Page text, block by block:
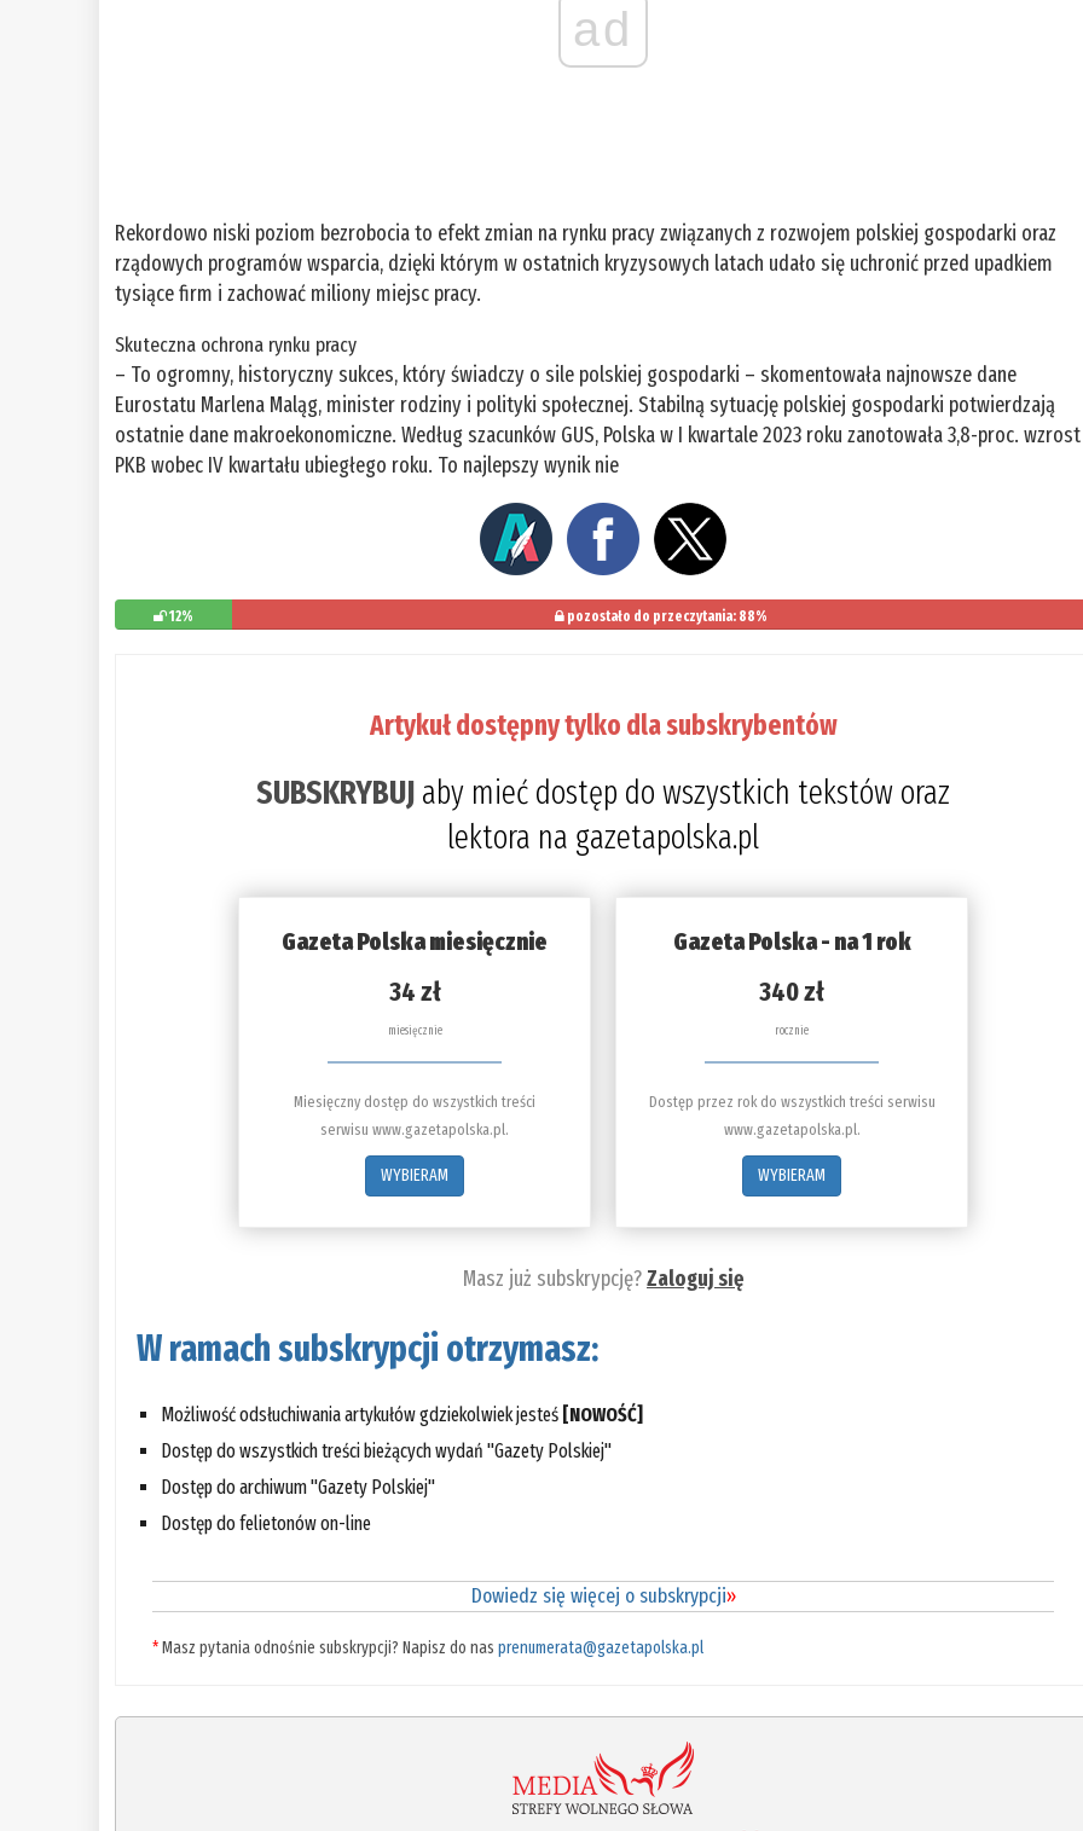
ad
Rekordowo niski poziom bezrobocia to efekt zmian na rynku pracy związanych z rozwojem polskiej gospodarki oraz
rządowych programów wsparcia, dzięki którym w ostatnich kryzysowych latach udało się uchronić przed upadkiem
tysiące firm i zachować miliony miejsc pracy.
Skuteczna ochrona rynku pracy
– To ogromny, historyczny sukces, który świadczy o sile polskiej gospodarki – skomentowała najnowsze dane
Eurostatu Marlena Maląg, minister rodziny i polityki społecznej. Stabilną sytuację polskiej gospodarki potwierdzają
ostatnie dane makroekonomiczne. Według szacunków GUS, Polska w I kwartale 2023 roku zanotowała 3,8-proc. wzrost
PKB wobec IV kwartału ubiegłego roku. To najlepszy wynik nie
12% pozostało do przeczytania: 88%
Artykuł dostępny tylko dla subskrybentów
SUBSKRYBUJ aby mieć dostęp do wszystkich tekstów oraz
lektora na gazetapolska.pl
Gazeta Polska miesięcznie
34 zł
miesięcznie
Miesięczny dostęp do wszystkich treści
serwisu www.gazetapolska.pl.
WYBIERAM
Gazeta Polska - na 1 rok
340 zł
rocznie
Dostęp przez rok do wszystkich treści serwisu
www.gazetapolska.pl.
WYBIERAM
Masz już subskrypcję?Zaloguj się
W ramach subskrypcji otrzymasz:
Możliwość odsłuchiwania artykułów gdziekolwiek jesteś [NOWOŚĆ]
Dostęp do wszystkich treści bieżących wydań "Gazety Polskiej"
Dostęp do archiwum "Gazety Polskiej"
Dostęp do felietonów on-line
Dowiedz się więcej o subskrypcji»
*Masz pytania odnośnie subskrypcji? Napisz do nasprenumerata@gazetapolska.pl